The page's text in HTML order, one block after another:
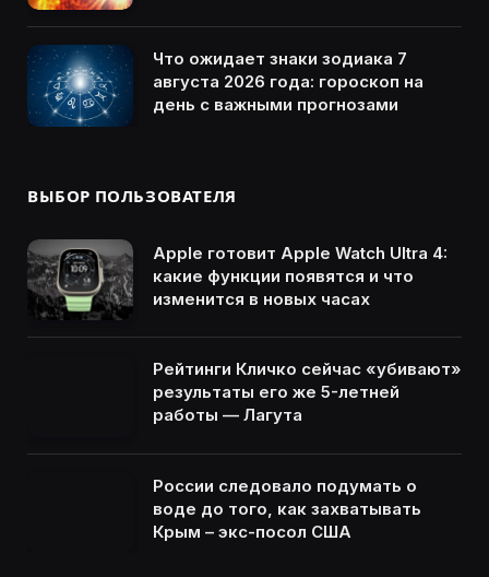
Что ожидает знаки зодиака 7
августа 2026 года: гороскоп на
день с важными прогнозами
ВЫБОР ПОЛЬЗОВАТЕЛЯ
Apple готовит Apple Watch Ultra 4:
какие функции появятся и что
изменится в новых часах
Рейтинги Кличко сейчас «убивают»
результаты его же 5-летней
работы — Лагута
России следовало подумать о
воде до того, как захватывать
Крым – экс-посол США